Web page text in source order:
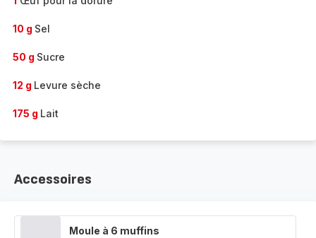
10 g Sel
50 g Sucre
12 g Levure sèche
175 g Lait
Accessoires
Moule à 6 muffins